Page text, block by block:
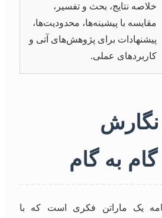
خلاصه نتایج، بحث و تفسیر،
مقایسه با پیشینه‌ها، محدودیت‌ها،
پیشنهادات برای پژوهش‌های آتی و
کاربردهای عملی.
نگارش
گام به گام
یک ماراتن فکری است که با